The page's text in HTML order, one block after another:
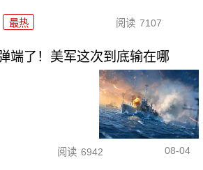
最热 阅读 7107
端了！美军这次到底输在哪
阅读 6942 08-04